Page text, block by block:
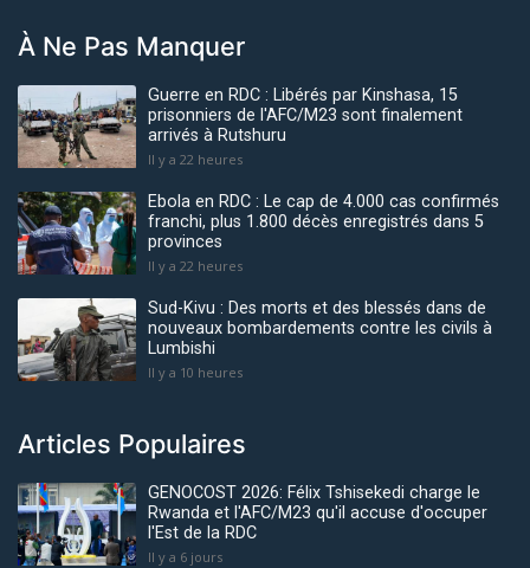
À Ne Pas Manquer
Guerre en RDC : Libérés par Kinshasa, 15
prisonniers de l'AFC/M23 sont finalement
arrivés à Rutshuru
Il y a 22 heures
Ebola en RDC : Le cap de 4.000 cas confirmés
franchi, plus 1.800 décès enregistrés dans 5
provinces
Il y a 22 heures
Sud-Kivu : Des morts et des blessés dans de
nouveaux bombardements contre les civils à
Lumbishi
Il y a 10 heures
Articles Populaires
GENOCOST 2026: Félix Tshisekedi charge le
Rwanda et l'AFC/M23 qu'il accuse d'occuper
l'Est de la RDC
Il y a 6 jours